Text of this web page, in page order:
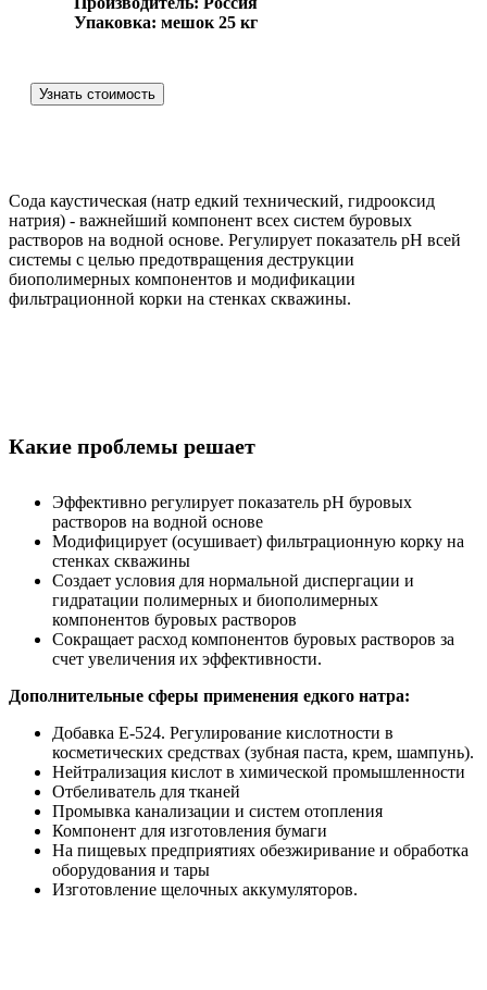
Упаковка: мешок 25 кг
Узнать стоимость
Сода каустическая (натр едкий технический, гидрооксид
натрия) - важнейший компонент всех систем буровых
растворов на водной основе. Регулирует показатель рН всей
системы с целью предотвращения деструкции
биополимерных компонентов и модификации
фильтрационной корки на стенках скважины.
Какие проблемы решает
Эффективно регулирует показатель рН буровых
растворов на водной основе
Модифицирует (осушивает) фильтрационную корку на
стенках скважины
Создает условия для нормальной диспергации и
гидратации полимерных и биополимерных
компонентов буровых растворов
Сокращает расход компонентов буровых растворов за
счет увеличения их эффективности.
Дополнительные сферы применения едкого натра:
Добавка Е-524. Регулирование кислотности в
косметических средствах (зубная паста, крем, шампунь).
Нейтрализация кислот в химической промышленности
Отбеливатель для тканей
Промывка канализации и систем отопления
Компонент для изготовления бумаги
На пищевых предприятиях обезжиривание и обработка
оборудования и тары
Изготовление щелочных аккумуляторов.